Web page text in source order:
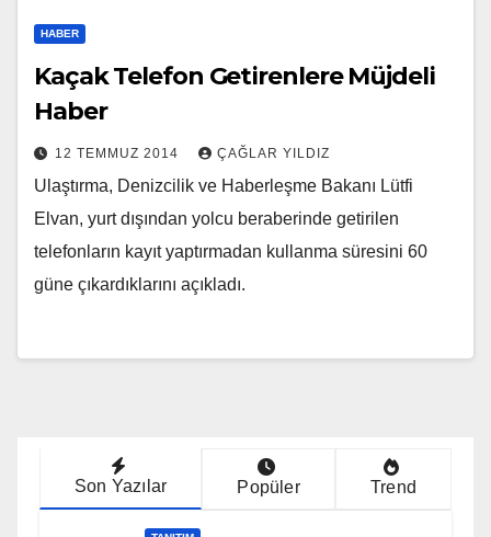
HABER
Kaçak Telefon Getirenlere Müjdeli
Haber
12 TEMMUZ 2014 ÇAĞLAR YILDIZ
Ulaştırma, Denizcilik ve Haberleşme Bakanı Lütfi
Elvan, yurt dışından yolcu beraberinde getirilen
telefonların kayıt yaptırmadan kullanma süresini 60
güne çıkardıklarını açıkladı.
Son Yazılar Popüler Trend